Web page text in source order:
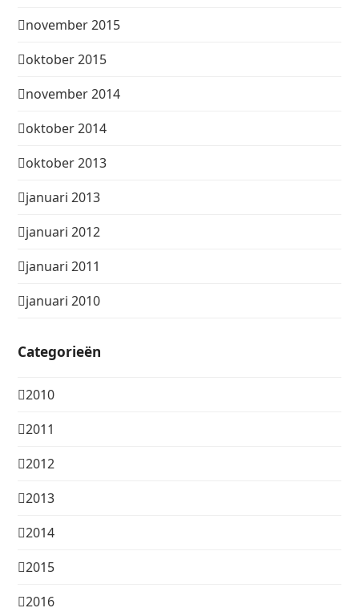
november 2015
oktober 2015
november 2014
oktober 2014
oktober 2013
januari 2013
januari 2012
januari 2011
januari 2010
Categorieën
2010
2011
2012
2013
2014
2015
2016